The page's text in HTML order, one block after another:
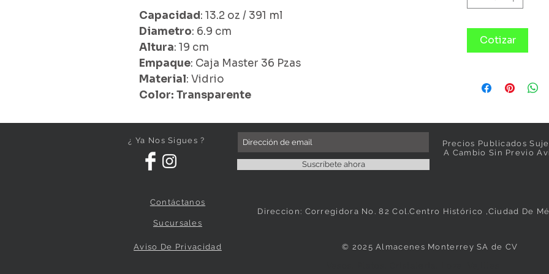
Capacidad: 13.2 oz / 391 ml
Diametro: 6.9 cm
Altura: 19 cm
Empaque: Caja Master 36 Pzas
Material: Vidrio
Color: Transparente
Cotizar
¿ Ya Nos Sigues ?
Suscríbete ahora
Precios Publicados
A Cambio Sin Previo
Contáctanos
Direccion: Corregidora No. 82 Col.Centro Histórico ,Ciudad De
Sucursales
Aviso De Privacidad © 2025 Almacenes Monterrey SA de CV